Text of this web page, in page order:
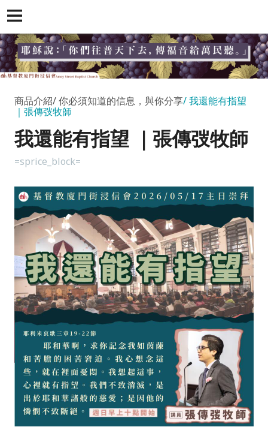
商品介紹 你必須知道的信息，與你分享 我還能有指望
｜張傳弢牧師
我還能有指望 ｜張傳弢牧師
=sprice_block=